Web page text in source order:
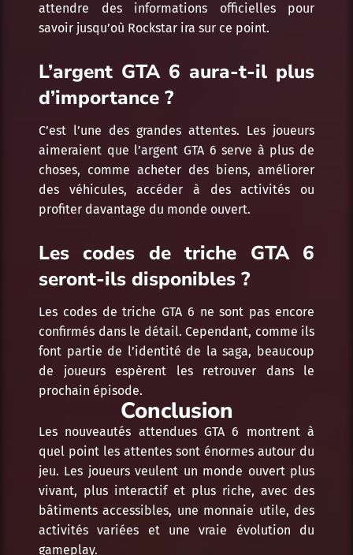
attendre des informations officielles pour
savoir jusqu’où Rockstar ira sur ce point.
L’argent GTA 6 aura-t-il plus
d’importance ?
C’est l’une des grandes attentes. Les joueurs
aimeraient que l’argent GTA 6 serve à plus de
choses, comme acheter des biens, améliorer
des véhicules, accéder à des activités ou
profiter davantage du monde ouvert.
Les codes de triche GTA 6
seront-ils disponibles ?
Les codes de triche GTA 6 ne sont pas encore
confirmés dans le détail. Cependant, comme ils
font partie de l’identité de la saga, beaucoup
de joueurs espèrent les retrouver dans le
prochain épisode.
Conclusion
Les nouveautés attendues GTA 6 montrent à
quel point les attentes sont énormes autour du
jeu. Les joueurs veulent un monde ouvert plus
vivant, plus interactif et plus riche, avec des
bâtiments accessibles, une monnaie utile, des
activités variées et une vraie évolution du
gameplay.